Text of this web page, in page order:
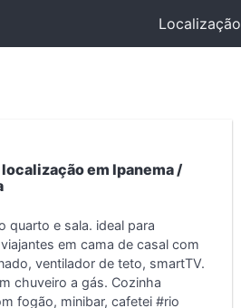
Localização
em Ipanema /
quarto e sala. ideal para
em cama de casal com
ventilador de teto, smartTV.
chuveiro a gás. Cozinha
fogão, minibar, cafetei #rio